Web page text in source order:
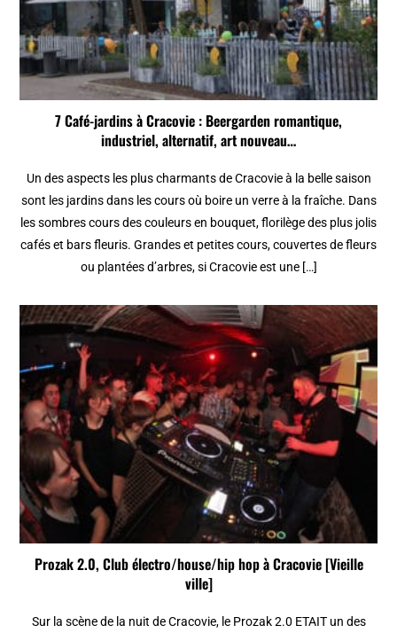
7 Café-jardins à Cracovie : Beergarden romantique,
industriel, alternatif, art nouveau…
Un des aspects les plus charmants de Cracovie à la belle saison
sont les jardins dans les cours où boire un verre à la fraîche. Dans
les sombres cours des couleurs en bouquet, florilège des plus jolis
cafés et bars fleuris. Grandes et petites cours, couvertes de fleurs
ou plantées d’arbres, si Cracovie est une […]
Prozak 2.0, Club électro/house/hip hop à Cracovie [Vieille
ville]
Sur la scène de la nuit de Cracovie, le Prozak 2.0 ETAIT un des